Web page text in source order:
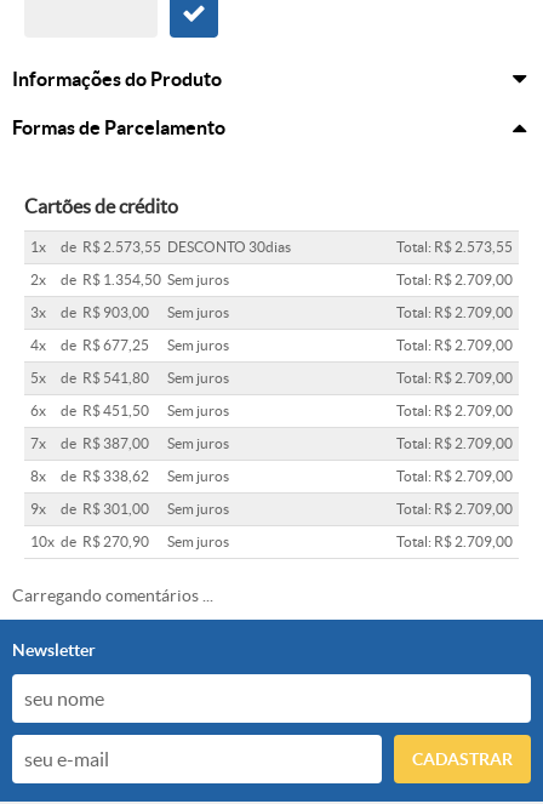
Informações do Produto
Formas de Parcelamento
Cartões de crédito
1x de R$ 2.573,55 DESCONTO 30dias Total: R$ 2.573,55
2x de R$ 1.354,50 Sem juros Total: R$ 2.709,00
3x de R$ 903,00 Sem juros Total: R$ 2.709,00
4x de R$ 677,25 Sem juros Total: R$ 2.709,00
5x de R$ 541,80 Sem juros Total: R$ 2.709,00
6x de R$ 451,50 Sem juros Total: R$ 2.709,00
7x de R$ 387,00 Sem juros Total: R$ 2.709,00
8x de R$ 338,62 Sem juros Total: R$ 2.709,00
9x de R$ 301,00 Sem juros Total: R$ 2.709,00
10x de R$ 270,90 Sem juros Total: R$ 2.709,00
Carregando comentários ...
Newsletter
CADASTRAR